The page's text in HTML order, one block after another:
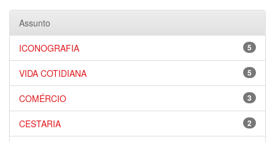
Assunto
5
ICONOGRAFIA
5
VIDA COTIDIANA
3
COMÉRCIO
2
CESTARIA